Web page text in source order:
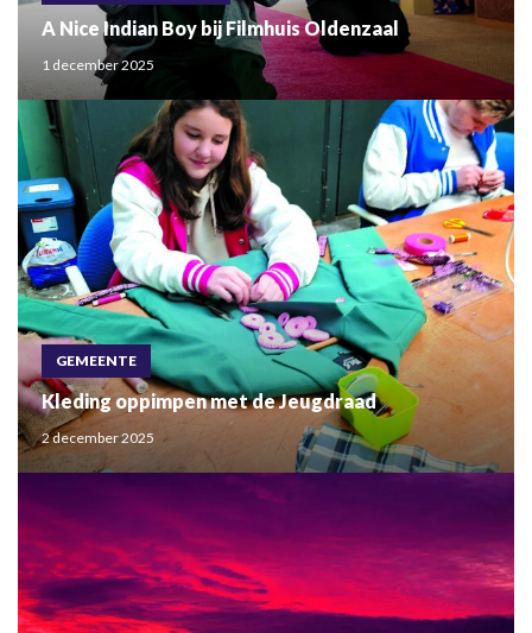
A Nice Indian Boy bij Filmhuis Oldenzaal
1 december 2025
GEMEENTE
Kleding oppimpen met de Jeugdraad
2 december 2025